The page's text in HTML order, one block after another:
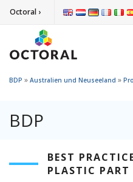
Octoral ›
BDP » Australien und Neuseeland »
BDP
BEST
PLASTIC PART